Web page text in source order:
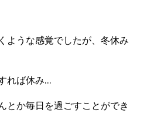
ような感覚でしたが、冬休み
れば休み…
とか毎日を過ごすことができ